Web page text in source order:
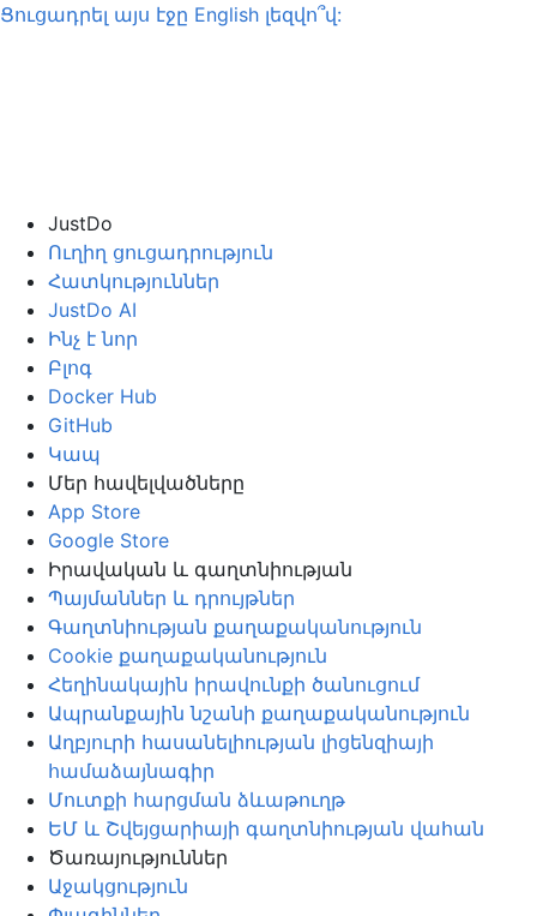
Ցուցադրել այս էջը English լեզվո՞վ:
JustDo
Ուղիղ ցուցադրություն
Հատկություններ
JustDo AI
Ինչ է նոր
Բլոգ
Docker Hub
GitHub
Կապ
Մեր հավելվածները
App Store
Google Store
Իրավական և գաղտնիության
Պայմաններ և դրույթներ
Գաղտնիության քաղաքականություն
Cookie քաղաքականություն
Հեղինակային իրավունքի ծանուցում
Ապրանքային նշանի քաղաքականություն
Աղբյուրի հասանելիության լիցենզիայի
համաձայնագիր
Մուտքի հարցման ձևաթուղթ
ԵՄ և Շվեյցարիայի գաղտնիության վահան
Ծառայություններ
Աջակցություն